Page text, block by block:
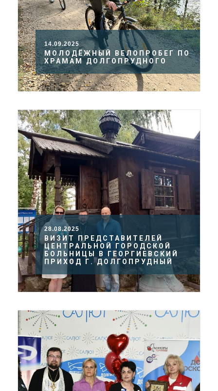
14.09.2025
МОЛОДЁЖНЫЙ ВЕЛОПРОБЕГ ПО
ХРАМАМ ДОЛГОПРУДНОГО
28.08.2025
ВИЗИТ ПРЕДСТАВИТЕЛЕЙ
ЦЕНТРАЛЬНОЙ ГОРОДСКОЙ
БОЛЬНИЦЫ В ГЕОРГИЕВСКИЙ
ПРИХОД Г. ДОЛГОПРУДНЫЙ